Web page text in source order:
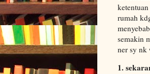
rumah
semakin
ner sy nk
1.